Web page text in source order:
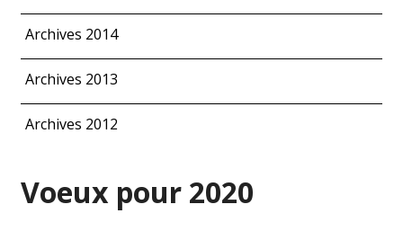
Archives 2014
Archives 2013
Archives 2012
Voeux pour 2020